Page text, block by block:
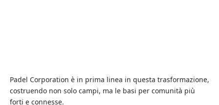
Padel Corporation è in prima linea in questa trasformazione,
costruendo non solo campi, ma le basi per comunità più
forti e connesse.